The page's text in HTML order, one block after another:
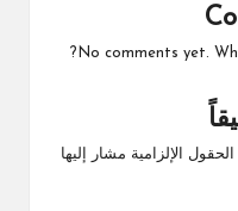
No comments yet.
الحقول الإلزامية مشار إليها